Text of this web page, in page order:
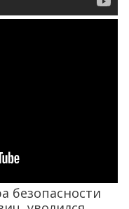
безопасности